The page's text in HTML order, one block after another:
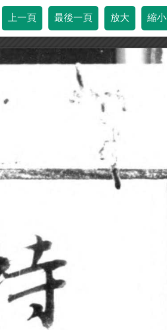
上一頁 最後一頁 放大 縮小